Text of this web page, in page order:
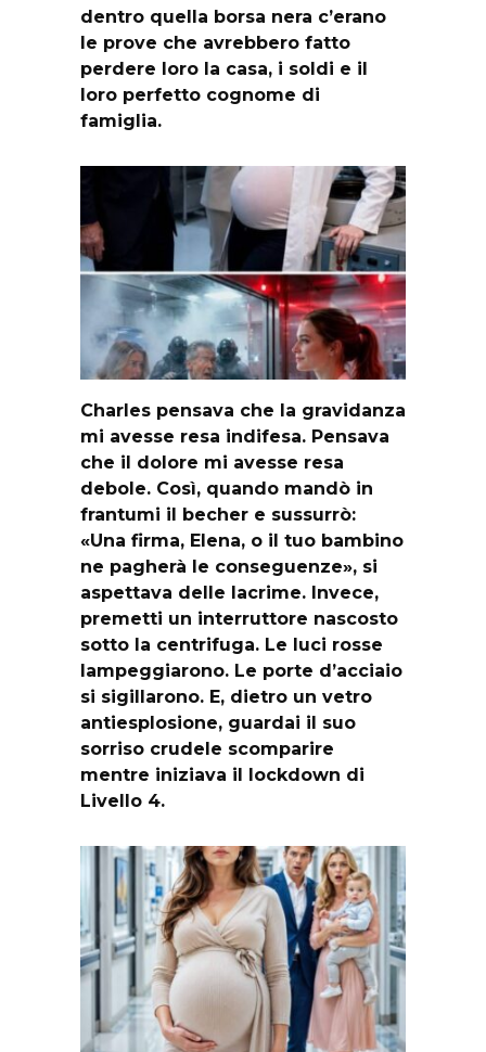
dentro quella borsa nera c’erano
le prove che avrebbero fatto
perdere loro la casa, i soldi e il
loro perfetto cognome di
famiglia.
Charles pensava che la gravidanza
mi avesse resa indifesa. Pensava
che il dolore mi avesse resa
debole. Così, quando mandò in
frantumi il becher e sussurrò:
«Una firma, Elena, o il tuo bambino
ne pagherà le conseguenze», si
aspettava delle lacrime. Invece,
premetti un interruttore nascosto
sotto la centrifuga. Le luci rosse
lampeggiarono. Le porte d’acciaio
si sigillarono. E, dietro un vetro
antiesplosione, guardai il suo
sorriso crudele scomparire
mentre iniziava il lockdown di
Livello 4.